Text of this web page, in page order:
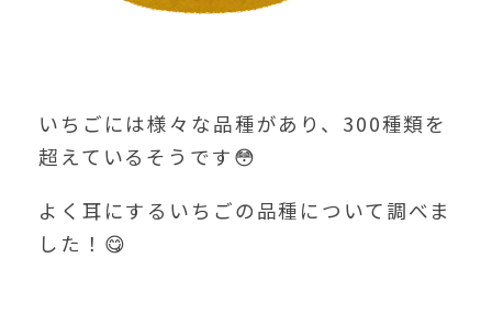
いちごには様々な品種があり、300種類を
超えているそうです😳
よく耳にするいちごの品種について調べま
した！😋